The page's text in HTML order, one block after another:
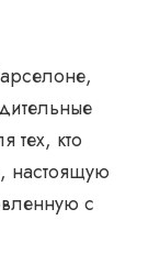
,
тех, кто
настоящую
с